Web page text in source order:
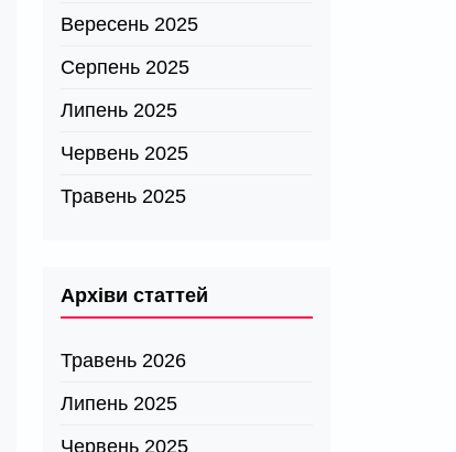
Вересень 2025
Серпень 2025
Липень 2025
Червень 2025
Травень 2025
Архіви статтей
Травень 2026
Липень 2025
Червень 2025